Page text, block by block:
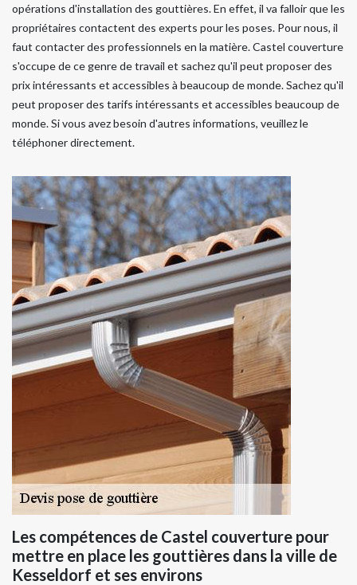
opérations d'installation des gouttières. En effet, il va falloir que les
propriétaires contactent des experts pour les poses. Pour nous, il
faut contacter des professionnels en la matière. Castel couverture
s'occupe de ce genre de travail et sachez qu'il peut proposer des
prix intéressants et accessibles à beaucoup de monde. Sachez qu'il
peut proposer des tarifs intéressants et accessibles beaucoup de
monde. Si vous avez besoin d'autres informations, veuillez le
téléphoner directement.
Les compétences de Castel couverture pour
mettre en place les gouttières dans la ville de
Kesseldorf et ses environs